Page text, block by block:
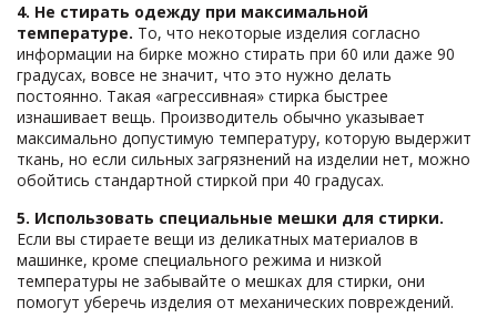
4. Не стирать одежду при максимальной
температуре. То, что некоторые изделия согласно
информации на бирке можно стирать при 60 или даже 90
градусах, вовсе не значит, что это нужно делать
постоянно. Такая «агрессивная» стирка быстрее
изнашивает вещь. Производитель обычно указывает
максимально допустимую температуру, которую выдержит
ткань, но если сильных загрязнений на изделии нет, можно
обойтись стандартной стиркой при 40 градусах.
5. Использовать специальные мешки для стирки.
Если вы стираете вещи из деликатных материалов в
машинке, кроме специального режима и низкой
температуры не забывайте о мешках для стирки, они
помогут уберечь изделия от механических повреждений.